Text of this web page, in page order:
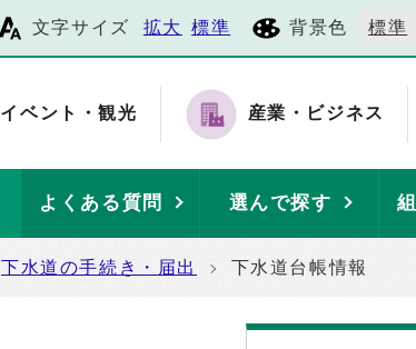
文字サイズ 拡大 標準 背景色 標準
イベント・観光 産業・ビジネス
よくある質問 選んで探す
下水道の手続き・届出 下水道台帳情報